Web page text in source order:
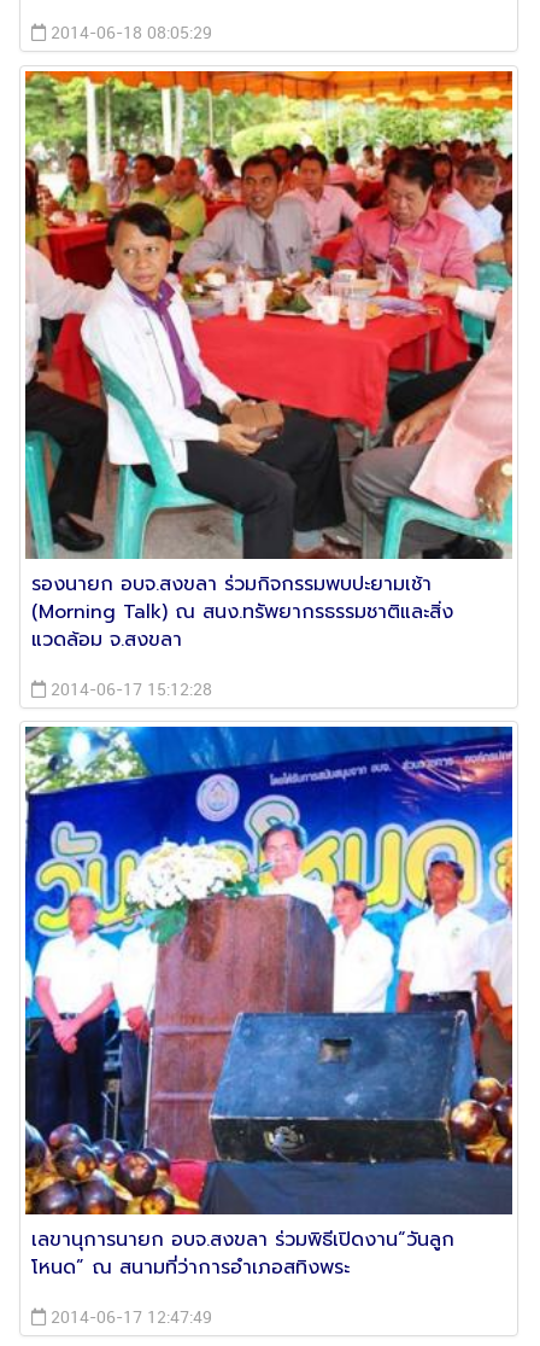
2014-06-18 08:05:29
รองนายก อบจ.สงขลา ร่วมกิจกรรมพบปะยามเช้า
(Morning Talk) ณ สนง.ทรัพยากรธรรมชาติและสิ่ง
แวดล้อม จ.สงขลา
2014-06-17 15:12:28
เลขานุการนายก อบจ.สงขลา ร่วมพิธีเปิดงาน“วันลูก
โหนด” ณ สนามที่ว่าการอำเภอสทิงพระ
2014-06-17 12:47:49